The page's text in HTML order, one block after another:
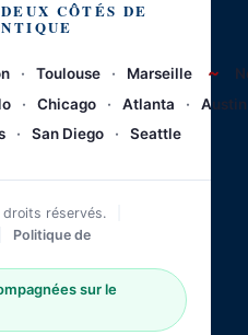
CÔTÉS DE
· Toulouse · Marseille ~
· Chicago · Atlanta ·
Austin
· San Diego · Seattle
réservés.
Politique de
sur le